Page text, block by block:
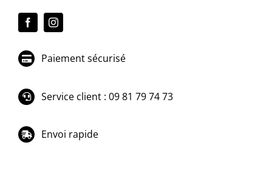
Paiement sécurisé
Service client : 09 81 79 74 73
Envoi rapide